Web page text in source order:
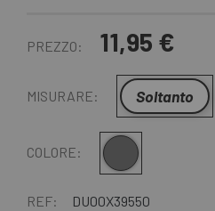
PREZZO: 11,95 €
MISURARE: Soltanto
COLORE: Grigio
REF: DU00X39550